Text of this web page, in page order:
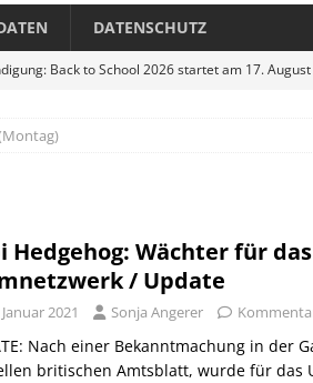
DATENSCHUTZ
Back to School 2026 startet am 17. August
sparen: Eve Thermostat macht die
im Test: Mein Begleiter für Wacken 2026
neue Heimkino Receiver der Cinema Serie 2
Hedgehog: Wächter für das
/ Update
2021 Sonja Angerer
Nach einer Bekanntmachung in der
britischen Amtsblatt, wurde für das